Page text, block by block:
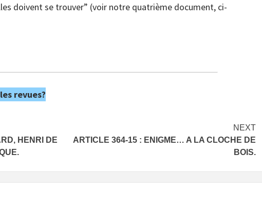
doivent se trouver” (voir notre quatrième document, ci-
revues?
HENRI DE
NEXT
ARTICLE 364-15 : ENIGME… A LA CLOCHE DE
BOIS.